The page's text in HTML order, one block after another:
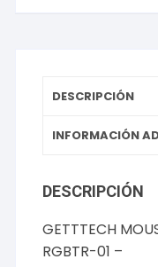
DESCRIPCIÓN
INFORMACIÓN
DESCRIPCIÓN
GETTTECH
RGBTR-01 –